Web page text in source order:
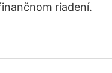
riadení.